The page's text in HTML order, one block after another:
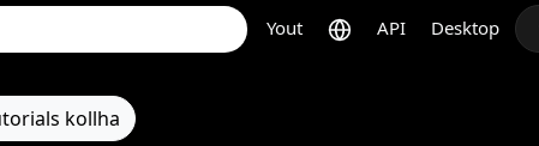
Yout API Desktop
kollha